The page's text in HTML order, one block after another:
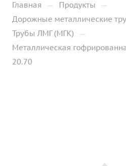
Главная — Продукты —
Дорожные металлические
Трубы ЛМГ (МГК) —
Металлическая
20.70